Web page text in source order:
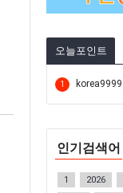
오늘포인트
1 korea9999
인기검색어
1 2026